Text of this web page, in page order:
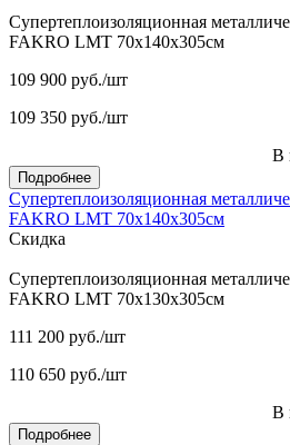
Супертеплоизоляционная
FAKRO LMT 70х140х305см
109 900 руб./шт
109 350 руб./шт
В
Подробнее
Супертеплоизоляционная
FAKRO LMT 70х140х305см
Скидка
Супертеплоизоляционная
FAKRO LMT 70х130х305см
111 200 руб./шт
110 650 руб./шт
В
Подробнее